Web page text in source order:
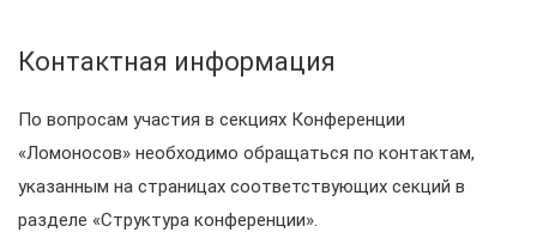
Контактная информация
По вопросам участия в секциях Конференции
«Ломоносов» необходимо обращаться по контактам,
указанным на страницах соответствующих секций в
разделе «Структура конференции».